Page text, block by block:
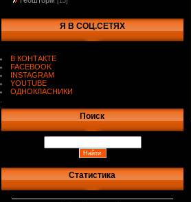
Я В СОЦ.СЕТЯХ
В КОНТАКТЕ
FACEBOOK
INSTAGRAM
YOUTUBE
ОДНОКЛАСНИКИ
Поиск
Статистика